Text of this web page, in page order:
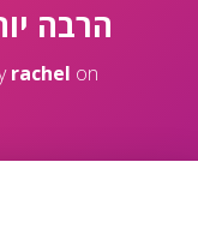
הרבה
rachel on